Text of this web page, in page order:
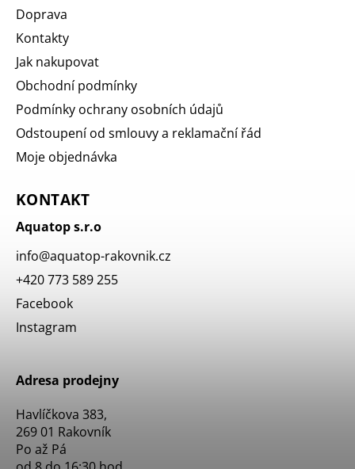
Doprava
Kontakty
Jak nakupovat
Obchodní podmínky
Podmínky ochrany osobních údajů
Odstoupení od smlouvy a reklamační řád
Moje objednávka
KONTAKT
Aquatop s.r.o
info@aquatop-rakovnik.cz
+420 773 589 255
Facebook
Instagram
Adresa prodejny
Havlíčkova 383,
269 01 Rakovník
Po až Pá